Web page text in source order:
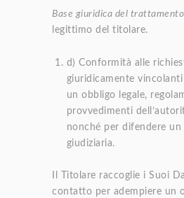
Base giuridica del
legittimo del titolare.
d) Conformità alle
giuridicamente
un obbligo legale,
provvedimenti
nonché per difendere
giudiziaria.
Il Titolare raccoglie i Suoi
contatto per adempiere un